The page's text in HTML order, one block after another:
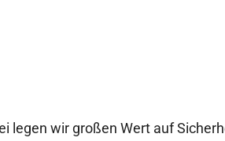
legen wir großen Wert auf